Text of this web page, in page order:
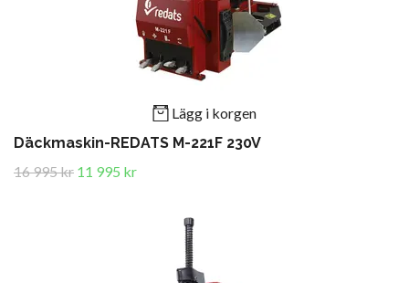
Lägg i korgen
Däckmaskin-REDATS M-221F 230V
16 995 kr 11 995 kr